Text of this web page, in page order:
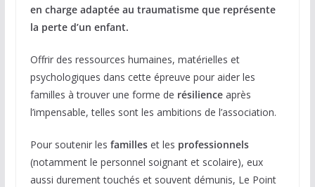
en charge adaptée au traumatisme que représente
la perte d’un enfant.
Offrir des ressources humaines, matérielles et
psychologiques dans cette épreuve pour aider les
familles à trouver une forme de résilienceaprès
l’impensable, telles sont les ambitions de l’association.
Pour soutenir les familleset les professionnels
(notamment le personnel soignant et scolaire), eux
aussi durement touchés et souvent démunis, Le Point